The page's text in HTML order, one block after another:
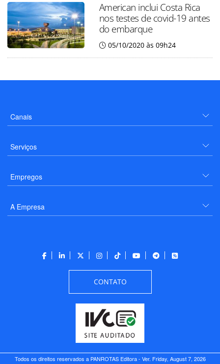
American inclui Costa Rica
nos testes de covid-19 antes
do embarque
05/10/2020 às 09h24
Canais
Serviços
Empregos
A Empresa
CONTATO
Todos os direitos reservados a PANROTAS Editora - Ver. Friday, August 7, 2026